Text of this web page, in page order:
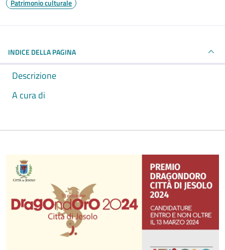
Patrimonio culturale
INDICE DELLA PAGINA
Descrizione
A cura di